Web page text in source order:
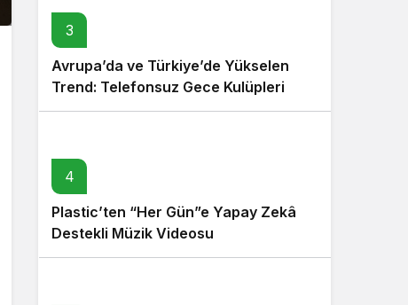
3
Avrupa’da ve Türkiye’de Yükselen
Trend: Telefonsuz Gece Kulüpleri
4
Plastic’ten “Her Gün”e Yapay Zekâ
Destekli Müzik Videosu